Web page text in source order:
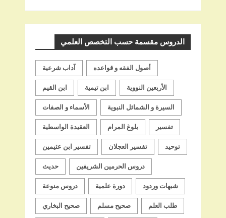
الدروس مقسمة حسب التخصص العلمي
آداب شرعية أصول الفقه و قواعده
ابن القيم ابن تيمية الأربعين النووية
الأسماء و الصفات السيرة و الشمائل النبوية
العقيدة الواسطية بلوغ المرام تفسير
تفسير ابن عثيمين تفسير العجلان توحيد
حديث دروس الحرمين الشريفين
دروس منوعة دورة علمية شبهات وردود
صحيح البخاري صحيح مسلم طلب العلم